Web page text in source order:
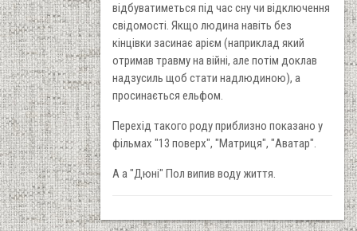
відбуватиметься під час сну чи відключення
свідомості. Якщо людина навіть без
кінцівки засинає арієм (наприклад який
отримав травму на війні, але потім доклав
надзусиль щоб стати надлюдиною), а
просинається ельфом.
Перехід такого роду приблизно показано у
фільмах "13 поверх", "Матриця", "Аватар".
А а "Дюні" Пол випив воду життя.